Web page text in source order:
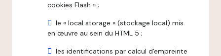
cookies Flash » ;
le « local storage » (stockage local) mis
en œuvre au sein du HTML 5 ;
les identifications par calcul d'empreinte